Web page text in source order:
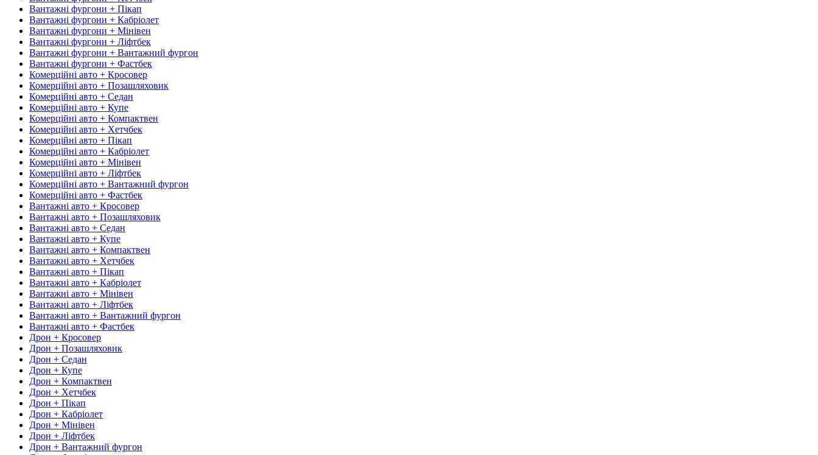
Вантажні фургони + Пікап
Вантажні фургони + Кабріолет
Вантажні фургони + Мінівен
Вантажні фургони + Ліфтбек
Вантажні фургони + Вантажний фургон
Вантажні фургони + Фастбек
Комерційні авто + Кросовер
Комерційні авто + Позашляховик
Комерційні авто + Седан
Комерційні авто + Купе
Комерційні авто + Компактвен
Комерційні авто + Хетчбек
Комерційні авто + Пікап
Комерційні авто + Кабріолет
Комерційні авто + Мінівен
Комерційні авто + Ліфтбек
Комерційні авто + Вантажний фургон
Комерційні авто + Фастбек
Вантажні авто + Кросовер
Вантажні авто + Позашляховик
Вантажні авто + Седан
Вантажні авто + Купе
Вантажні авто + Компактвен
Вантажні авто + Хетчбек
Вантажні авто + Пікап
Вантажні авто + Кабріолет
Вантажні авто + Мінівен
Вантажні авто + Ліфтбек
Вантажні авто + Вантажний фургон
Вантажні авто + Фастбек
Дрон + Кросовер
Дрон + Позашляховик
Дрон + Седан
Дрон + Купе
Дрон + Компактвен
Дрон + Хетчбек
Дрон + Пікап
Дрон + Кабріолет
Дрон + Мінівен
Дрон + Ліфтбек
Дрон + Вантажний фургон